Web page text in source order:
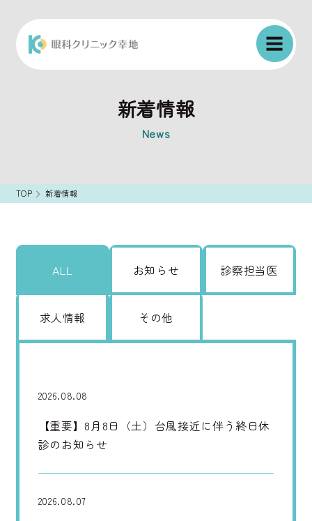
新着情報
News
TOP 新着情報
ALL お知らせ 診察担当医
求人情報 その他
2026.08.08
【重要】8月8日（土）台風接近に伴う終日休
診のお知らせ
2026.08.07